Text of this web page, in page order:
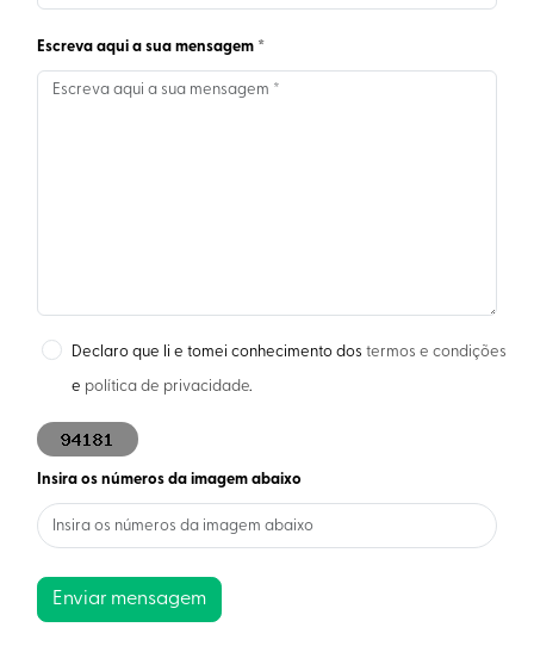
Escreva aqui a sua mensagem *
Declaro que li e tomei conhecimento dos termos e condições
e política de privacidade.
Insira os números da imagem abaixo
Enviar mensagem